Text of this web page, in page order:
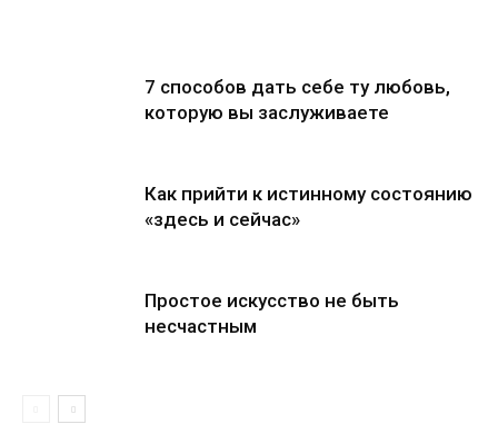
7 способов дать себе ту любовь,
которую вы заслуживаете
Как прийти к истинному состоянию
«здесь и сейчас»
Простое искусство не быть
несчастным